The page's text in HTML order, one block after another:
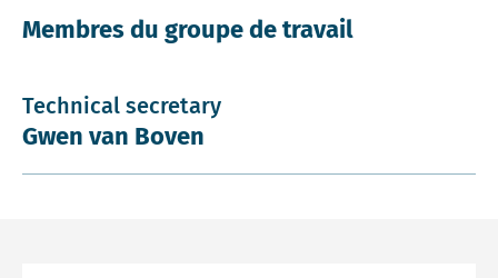
Membres du groupe de travail
Technical secretary
Gwen van Boven